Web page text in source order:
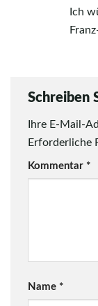
Ich
Schreiben
Ihre E-Mail-
Erforderliche
Kommentar *
Name *